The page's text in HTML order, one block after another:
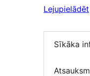
Lejupielādēt
Sīkāka